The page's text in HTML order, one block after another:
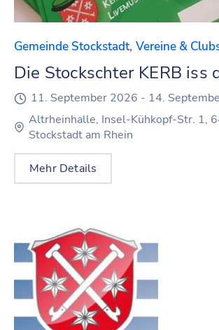
Gemeinde Stockstadt, Vereine &
Die Stockschter KERB iss
11. September 2026 - 14.
Altrheinhalle, Insel-Kühkopf-Str. 1,
Stockstadt am Rhein
Mehr Details